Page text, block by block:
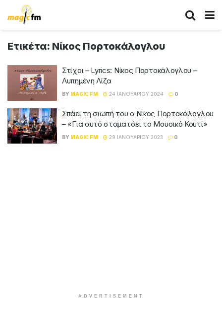
Ετικέτα: Νίκος Πορτοκάλογλου
Στίχοι – Lyrics: Νίκος Πορτοκάλογλου –
Λυπημένη Λίζα
BY MAGIC FM 24 ΙΑΝΟΥΑΡΊΟΥ 2024 0
Σπάει τη σιωπή του ο Νίκος Πορτοκάλογλου
– «Για αυτό σταματάει το Μουσικό Κουτί»
BY MAGIC FM 29 ΙΑΝΟΥΑΡΊΟΥ 2023 0
ADVERTISEMENT